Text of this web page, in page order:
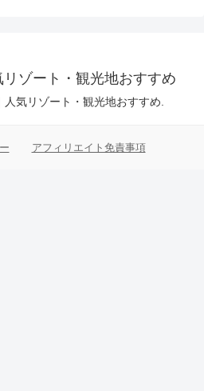
ゾート・観光地おすすめ
気リゾート・観光地おすすめ.
アフィリエイト免責事項